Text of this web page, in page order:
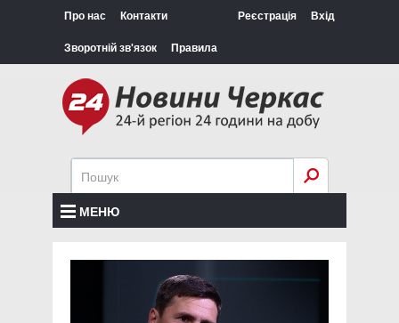
Про нас Контакти
Зворотній зв'язок Правила
Реєстрація Вхід
МЕНЮ